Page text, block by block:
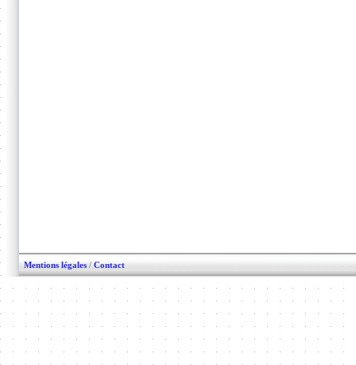
Mentions légales / Contact